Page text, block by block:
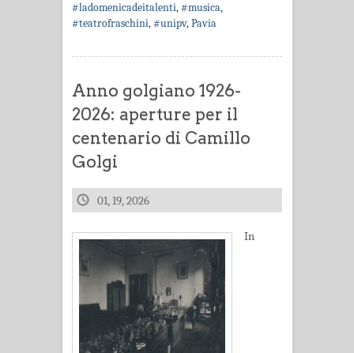
#ladomenicadeitalenti,#musica,
#teatrofraschini,#unipv,Pavia
Anno golgiano 1926-
2026: aperture per il
centenario di Camillo
Golgi
01, 19, 2026
In